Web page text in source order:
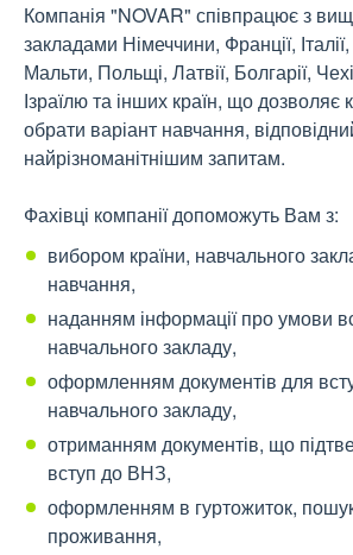
Компанія "NOVAR" співпрацює з
закладами Німеччини, Франції, Італії,
Мальти, Польщі, Латвії, Болгарії,
Ізраїлю та інших країн, що дозволяє
обрати варіант навчання,
найрізноманітнішим запитам.
Фахівці компанії допоможуть Вам з:
вибором країни, навчального
навчання,
наданням інформації про умови
навчального закладу,
оформленням документів для
навчального закладу,
отриманням документів, що
вступ до ВНЗ,
оформленням в гуртожиток,
проживання,